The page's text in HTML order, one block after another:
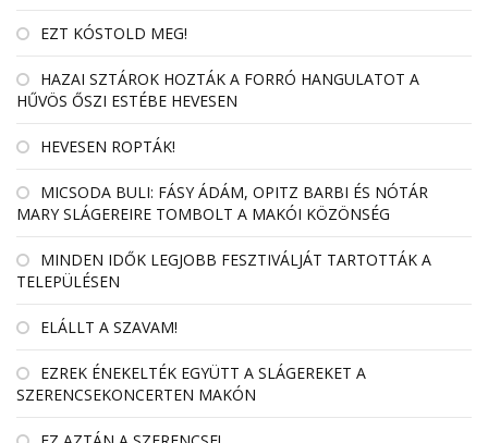
EZT KÓSTOLD MEG!
HAZAI SZTÁROK HOZTÁK A FORRÓ HANGULATOT A
HŰVÖS ŐSZI ESTÉBE HEVESEN
HEVESEN ROPTÁK!
MICSODA BULI: FÁSY ÁDÁM, OPITZ BARBI ÉS NÓTÁR
MARY SLÁGEREIRE TOMBOLT A MAKÓI KÖZÖNSÉG
MINDEN IDŐK LEGJOBB FESZTIVÁLJÁT TARTOTTÁK A
TELEPÜLÉSEN
ELÁLLT A SZAVAM!
EZREK ÉNEKELTÉK EGYÜTT A SLÁGEREKET A
SZERENCSEKONCERTEN MAKÓN